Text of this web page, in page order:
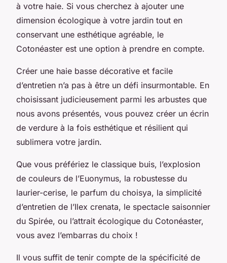
à votre haie. Si vous cherchez à ajouter une
dimension écologique à votre jardin tout en
conservant une esthétique agréable, le
Cotonéaster est une option à prendre en compte.
Créer une haie basse décorative et facile
d’entretien n’a pas à être un défi insurmontable. En
choisissant judicieusement parmi les arbustes que
nous avons présentés, vous pouvez créer un écrin
de verdure à la fois esthétique et résilient qui
sublimera votre jardin.
Que vous préfériez le classique buis, l’explosion
de couleurs de l’Euonymus, la robustesse du
laurier-cerise, le parfum du choisya, la simplicité
d’entretien de l’Ilex crenata, le spectacle saisonnier
du Spirée, ou l’attrait écologique du Cotonéaster,
vous avez l’embarras du choix !
Il vous suffit de tenir compte de la spécificité de